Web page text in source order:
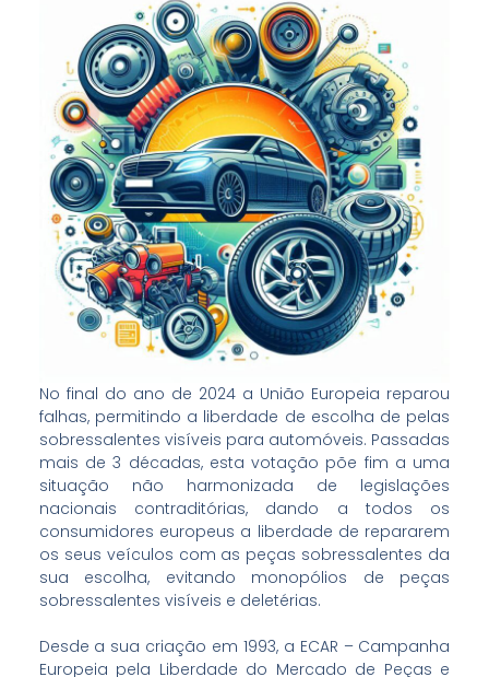
No final do ano de 2024 a União Europeia reparou
falhas, permitindo a liberdade de escolha de pelas
sobressalentes visíveis para automóveis. Passadas
mais de 3 décadas, esta votação põe fim a uma
situação não harmonizada de legislações
nacionais contraditórias, dando a todos os
consumidores europeus a liberdade de repararem
os seus veículos com as peças sobressalentes da
sua escolha, evitando monopólios de peças
sobressalentes visíveis e deletérias.
Desde a sua criação em 1993, a ECAR – Campanha
Europeia pela Liberdade do Mercado de Peças e